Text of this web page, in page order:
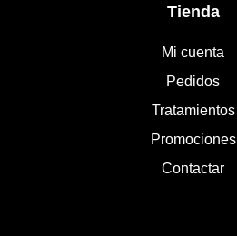
Tienda
Mi cuenta
Pedidos
Tratamientos
Promociones
Contactar